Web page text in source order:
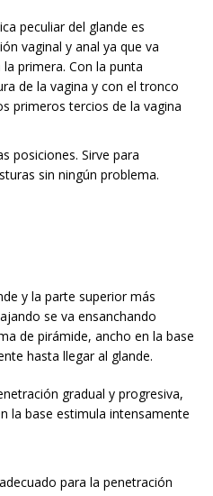
peculiar del glande es
vaginal y anal ya que va
primera. Con la punta
de la vagina y con el tronco
primeros tercios de la vagina
posiciones. Sirve para
sin ningún problema.
y la parte superior más
se va ensanchando
de pirámide, ancho en la base
hasta llegar al glande.
gradual y progresiva,
la base estimula intensamente
para la penetración